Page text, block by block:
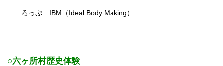
ろっぷ IBM（Ideal Body Making）
○六ヶ所村歴史体験